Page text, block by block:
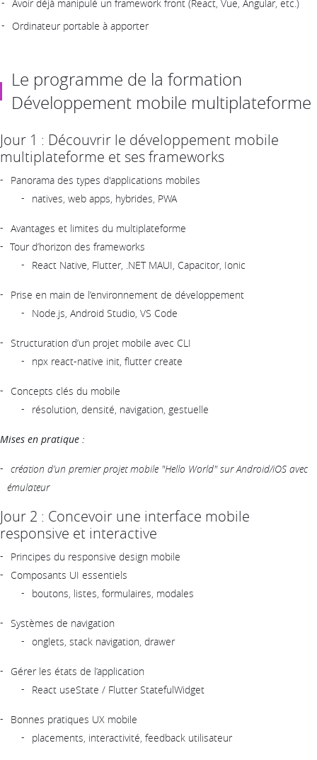
Avoir déjà manipulé un framework front (React, Vue, Angular, etc.)
Ordinateur portable à apporter
Le programme de la formation
Développement mobile multiplateforme
Jour 1 : Découvrir le développement mobile
multiplateforme et ses frameworks
Panorama des types d'applications mobiles
natives, web apps, hybrides, PWA
Avantages et limites du multiplateforme
Tour d’horizon des frameworks
React Native, Flutter, .NET MAUI, Capacitor, Ionic
Prise en main de l’environnement de développement
Node.js, Android Studio, VS Code
Structuration d’un projet mobile avec CLI
npx react-native init, flutter create
Concepts clés du mobile
résolution, densité, navigation, gestuelle
Mises en pratique :
création d’un premier projet mobile "Hello World" sur Android/iOS avec
émulateur
Jour 2 : Concevoir une interface mobile
responsive et interactive
Principes du responsive design mobile
Composants UI essentiels
boutons, listes, formulaires, modales
Systèmes de navigation
onglets, stack navigation, drawer
Gérer les états de l’application
React useState / Flutter StatefulWidget
Bonnes pratiques UX mobile
placements, interactivité, feedback utilisateur